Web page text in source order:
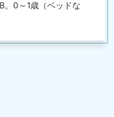
。0～1歳（ベッドな